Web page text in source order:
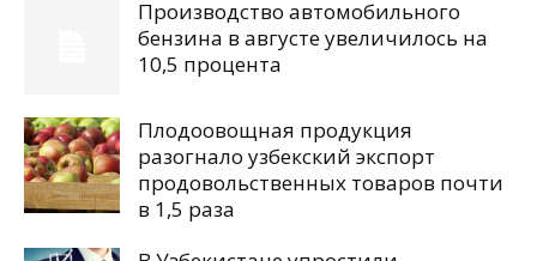
Производство автомобильного
бензина в августе увеличилось на
10,5 процента
Плодоовощная продукция
разогнало узбекский экспорт
продовольственных товаров почти
в 1,5 раза